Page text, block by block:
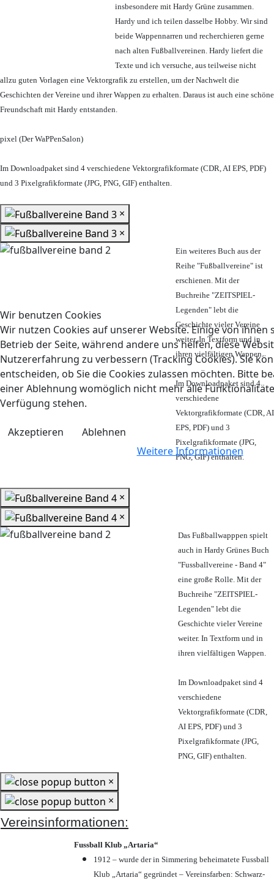
Wir benutzen Cookies
Wir nutzen Cookies auf unserer Website. Einige von ihnen
Betrieb der Seite, während andere uns helfen, diese
Nutzererfahrung zu verbessern (Tracking Cookies). Sie
entscheiden, ob Sie die Cookies zulassen möchten. Bitte
einer Ablehnung womöglich nicht mehr alle
Verfügung stehen.
Akzeptieren
Ablehnen
Weitere Informationen
insbesondere mit Hardy Grüne zusammen.
Hardy und ich teilen dasselbe Hobby. Wir sind
beide Wappennarren und recherchieren gerne
nach alten Fußballvereinen. Hardy liefert die
Texte und ich versuche, aus teilweise nicht
allzu guten Vorlagen eine Vektorgrafik zu erstellen, um der Nachwelt die
Geschichten der Vereine und ihrer Wappen zu erhalten. Daraus ist auch eine schöne
Freundschaft mit Hardy entstanden.
pixel (Der WaPPenSalon)
Im Downloadpaket sind 4 verschiedene Vektorgrafikformate (CDR, AI EPS, PDF)
und 3 Pixelgrafikformate (JPG, PNG, GIF) enthalten.
×
×
Ein weiteres Buch aus der
Reihe "Fußballvereine" ist
erschienen. Mit der
Buchreihe "ZEITSPIEL-
Legenden" lebt die
Geschichte vieler Vereine
weiter. In Textform und in
ihren vielfältigen Wappen.
Im Downloadpaket sind 4
verschiedene
Vektorgrafikformate (CDR, AI
EPS, PDF) und 3
Pixelgrafikformate (JPG,
PNG, GIF) enthalten.
×
×
Das Fußballwapppen spielt
auch in Hardy Grünes Buch
"Fussballvereine - Band 4"
eine große Rolle. Mit der
Buchreihe "ZEITSPIEL-
Legenden" lebt die
Geschichte vieler Vereine
weiter. In Textform und in
ihren vielfältigen Wappen.
Im Downloadpaket sind 4
verschiedene
Vektorgrafikformate (CDR,
AI EPS, PDF) und 3
Pixelgrafikformate (JPG,
PNG, GIF) enthalten.
×
×
Vereinsinformationen:
Fussball Klub „Artaria“
1912 – wurde der in Simmering beheimatete Fussball
Klub „Artaria“ gegründet – Vereinsfarben: Schwarz-